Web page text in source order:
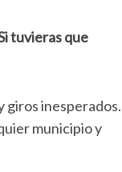
tuvieras que
giros inesperados.
municipio y